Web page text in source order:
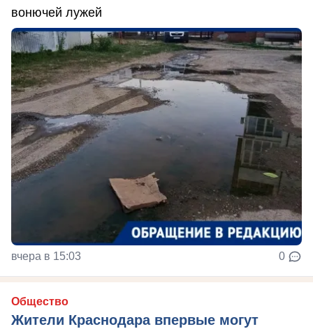
вонючей лужей
вчера в 15:03 0
Общество
Жители Краснодара впервые могут